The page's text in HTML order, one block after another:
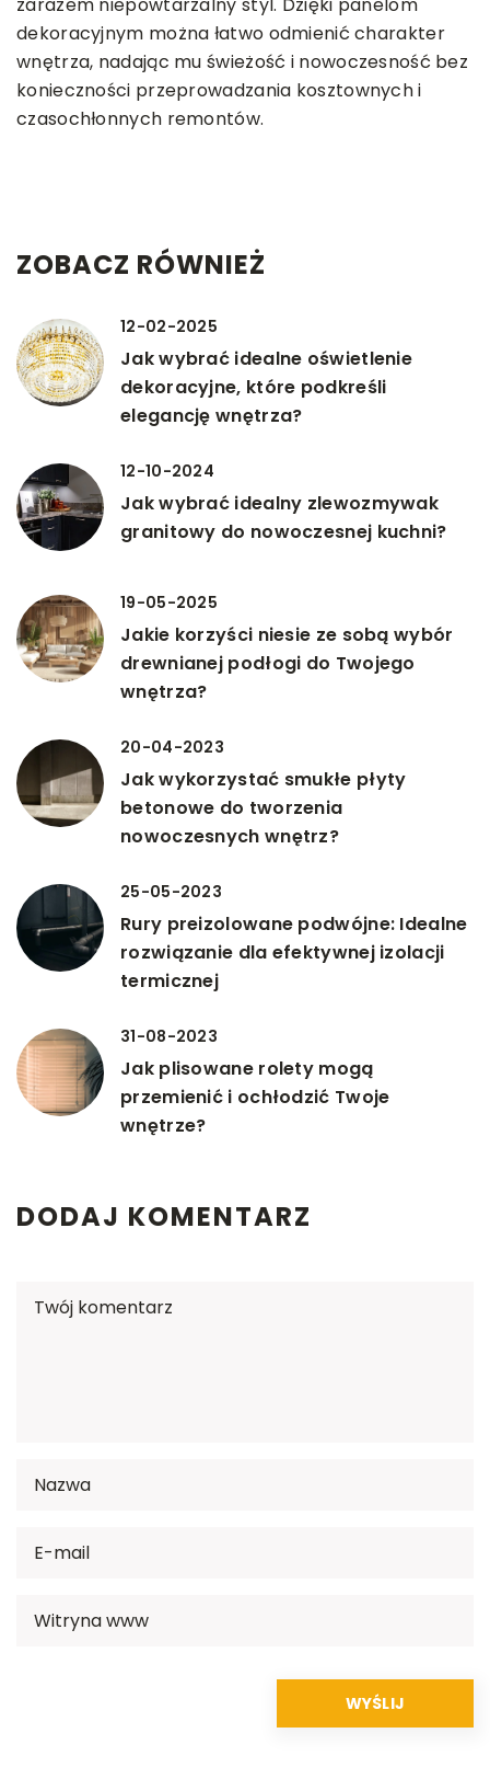
dekoracyjnym można łatwo odmienić charakter
wnętrza, nadając mu świeżość i nowoczesność bez
konieczności przeprowadzania kosztownych i
czasochłonnych remontów.
ZOBACZ RÓWNIEŻ
12-02-2025
Jak wybrać idealne oświetlenie
dekoracyjne, które podkreśli
elegancję wnętrza?
12-10-2024
Jak wybrać idealny zlewozmywak
granitowy do nowoczesnej kuchni?
19-05-2025
Jakie korzyści niesie ze sobą wybór
drewnianej podłogi do Twojego
wnętrza?
20-04-2023
Jak wykorzystać smukłe płyty
betonowe do tworzenia
nowoczesnych wnętrz?
25-05-2023
Rury preizolowane podwójne: Idealne
rozwiązanie dla efektywnej izolacji
termicznej
31-08-2023
Jak plisowane rolety mogą
przemienić i ochłodzić Twoje
wnętrze?
DODAJ KOMENTARZ